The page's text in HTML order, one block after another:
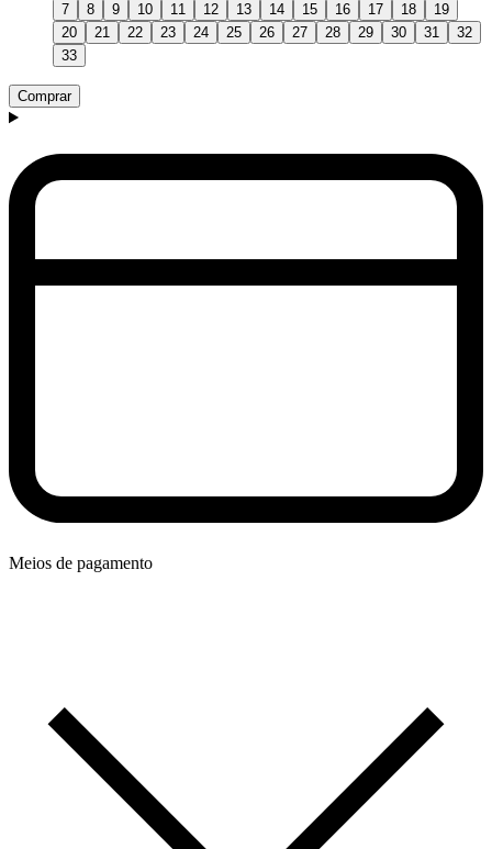
7 8 9 10 11 12 13 14 15 16 17 18
19
20
21 22 23 24 25 26 27 28 29 30 31
32
33
Comprar
Meios de pagamento